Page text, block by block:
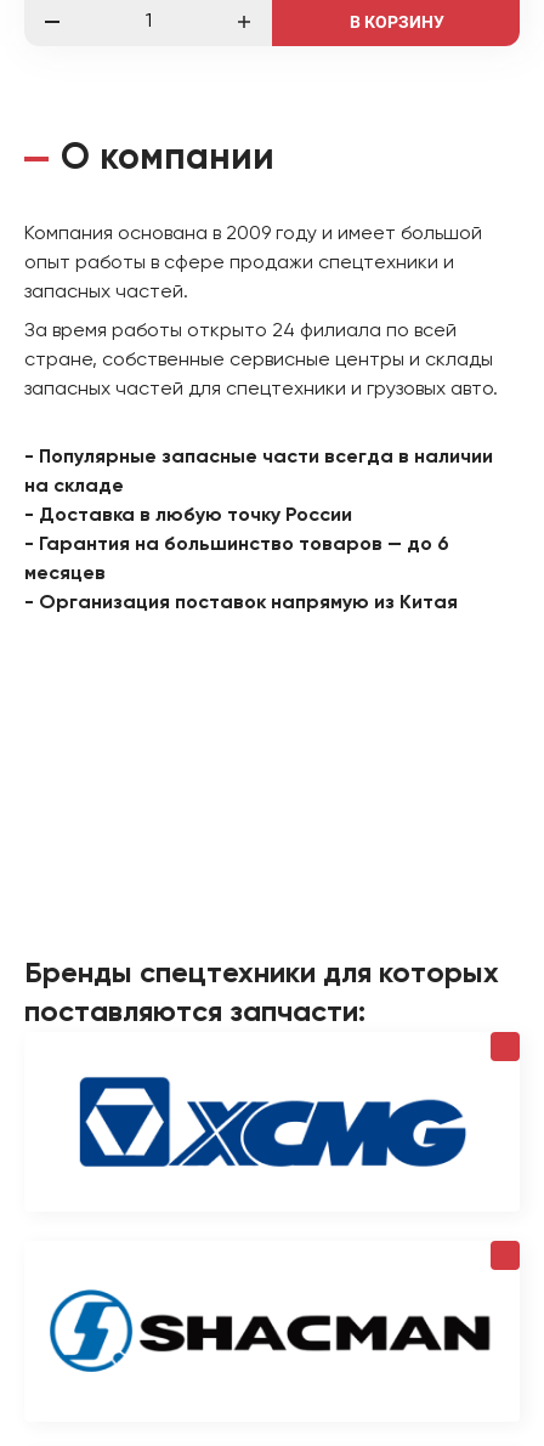
В КОРЗИНУ
О компании
Компания основана в 2009 году и имеет большой
опыт работы в сфере продажи спецтехники и
запасных частей.
За время работы открыто 24 филиала по всей
стране, собственные сервисные центры и склады
запасных частей для спецтехники и грузовых авто.
- Популярные запасные части всегда в наличии
на складе
- Доставка в любую точку России
- Гарантия на большинство товаров — до 6
месяцев
- Организация поставок напрямую из Китая
Бренды спецтехники для которых
поставляются запчасти: